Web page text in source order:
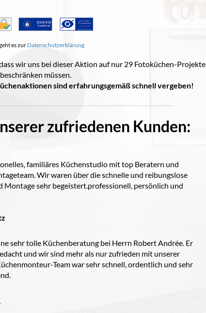
es zurDatenschutzerklärung
wir uns bei dieser Aktion auf nur 29 Fotoküchen-Projekte
beschränken müssen.
sind erfahrungsgemäß schnell vergeben!
zufriedenen Kunden:
familiäres Küchenstudio mit top Beratern und
Wir waren über die schnelle und reibungslose
Montage sehr begeistert.professionell, persönlich und
sehr tolle Küchenberatung bei Herrn Robert Andrée. Er
und wir sind mehr als nur zufrieden mit unserer
Team war sehr schnell, ordentlich und sehr